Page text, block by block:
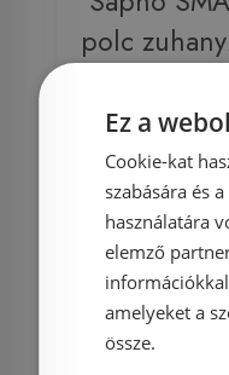
polc
15 500 Ft
Ez a
Cookie-kat
szabására és
használatára
elemző
amelyeket a
össze.